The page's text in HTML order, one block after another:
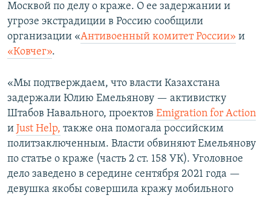
Москвой по делу о краже. О ее задержании и
угрозе экстрадиции в Россию сообщили
организации «Антивоенный комитет России» и
«Ковчег».
«Мы подтверждаем, что власти Казахстана
задержали Юлию Емельянову — активистку
Штабов Навального, проектов Emigration for Action
и Just Help, также она помогала российским
политзаключенным. Власти обвиняют Емельянову
по статье о краже (часть 2 ст. 158 УК). Уголовное
дело заведено в середине сентября 2021 года —
девушка якобы совершила кражу мобильного